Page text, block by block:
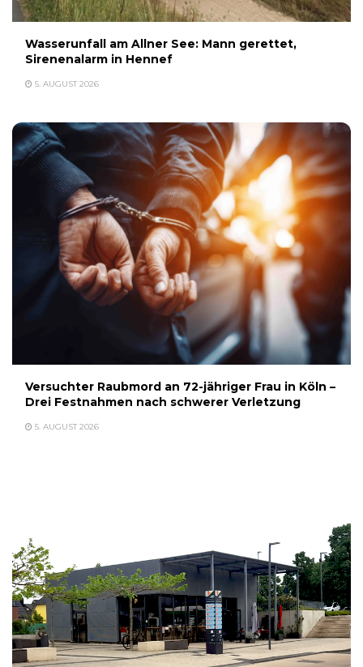
Wasserunfall am Allner See: Mann gerettet,
Sirenenalarm in Hennef
5. AUGUST 2026
Versuchter Raubmord an 72-jähriger Frau in Köln –
Drei Festnahmen nach schwerer Verletzung
5. AUGUST 2026